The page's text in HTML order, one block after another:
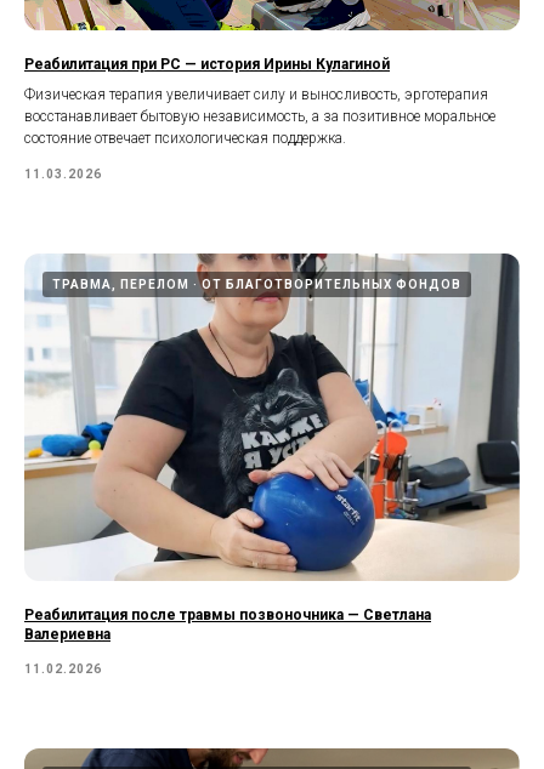
Реабилитация при РС — история Ирины Кулагиной
Физическая терапия увеличивает силу и выносливость, эрготерапия
восстанавливает бытовую независимость, а за позитивное моральное
состояние отвечает психологическая поддержка.
11.03.2026
ТРАВМА, ПЕРЕЛОМ ОТ БЛАГОТВОРИТЕЛЬНЫХ ФОНДОВ
Реабилитация после травмы позвоночника — Светлана
Валериевна
11.02.2026